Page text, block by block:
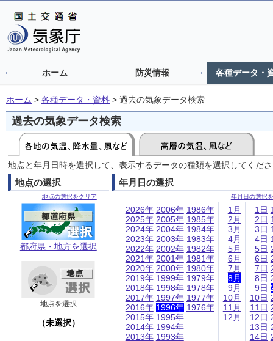
ホーム 防災情報 各種データ・
ホーム > 各種データ・資料 > 過去の気象データ検索
過去の気象データ検索
地点と年月日時を選択して、表示するデータの種類を選択してくだ
地点の選択
地点の選択をクリア
都府県・地方を選択
地点を選択
（未選択）
年月日の選択
年月日の選択
2026年
2025年
2024年
2023年
2022年
2021年
2020年
2019年
2018年
2017年
2016年
2015年
2014年
2013年
2006年
2005年
2004年
2003年
2002年
2001年
2000年
1999年
1998年
1997年
1996年
1995年
1994年
1993年
1986年
1985年
1984年
1983年
1982年
1981年
1980年
1979年
1978年
1977年
1976年
1月
2月
3月
4月
5月
6月
7月
8月
9月
10月
11月
12月
1日
2日
3日
4日
5日
6日
7日
8日
9日
10日
11日
12日
13日
14日